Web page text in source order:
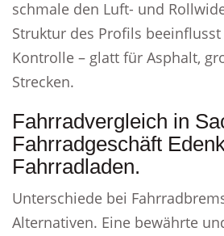
schmale den Luft- und
Struktur des Profils
Kontrolle – glatt für Asphalt,
Strecken.
Fahrradvergleich in
Fahrradgeschäft
Fahrradladen.
Unterschiede bei
Alternativen. Eine bewährte